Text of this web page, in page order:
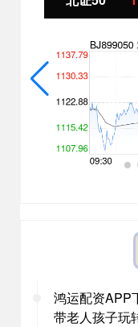
鸿运配资APP
带老人孩子玩